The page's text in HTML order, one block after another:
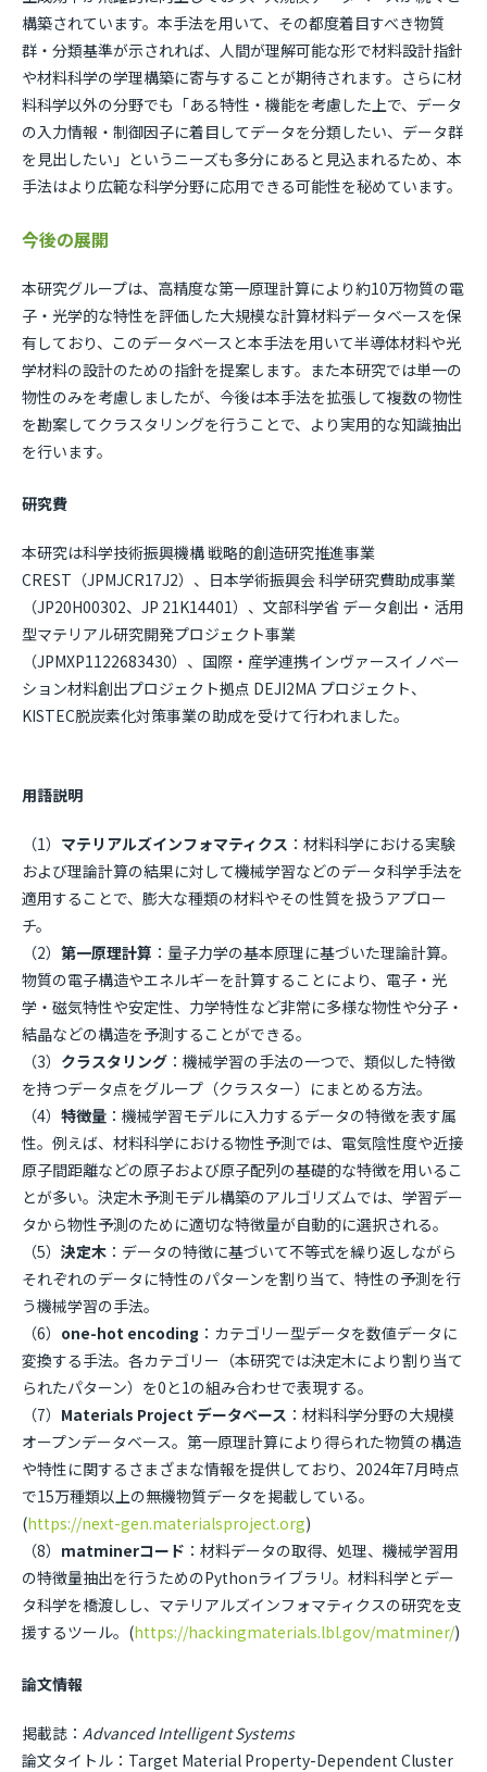
構築されています。本手法を用いて、その都度着目すべき物質
群・分類基準が示されれば、人間が理解可能な形で材料設計指針
や材料科学の学理構築に寄与することが期待されます。さらに材
料科学以外の分野でも「ある特性・機能を考慮した上で、データ
の入力情報・制御因子に着目してデータを分類したい、データ群
を見出したい」というニーズも多分にあると見込まれるため、本
手法はより広範な科学分野に応用できる可能性を秘めています。
今後の展開
本研究グループは、高精度な第一原理計算により約10万物質の電
子・光学的な特性を評価した大規模な計算材料データベースを保
有しており、このデータベースと本手法を用いて半導体材料や光
学材料の設計のための指針を提案します。また本研究では単一の
物性のみを考慮しましたが、今後は本手法を拡張して複数の物性
を勘案してクラスタリングを行うことで、より実用的な知識抽出
を行います。
研究費
本研究は科学技術振興機構 戦略的創造研究推進事業
CREST（JPMJCR17J2）、日本学術振興会 科学研究費助成事業
（JP20H00302、JP 21K14401）、文部科学省 データ創出・活用
型マテリアル研究開発プロジェクト事業
（JPMXP1122683430）、国際・産学連携インヴァースイノベー
ション材料創出プロジェクト拠点 DEJI2MA プロジェクト、
KISTEC脱炭素化対策事業の助成を受けて行われました。
用語説明
（1） マテリアルズインフォマティクス ：材料科学における実験
および理論計算の結果に対して機械学習などのデータ科学手法を
適用することで、膨大な種類の材料やその性質を扱うアプロー
チ。
（2） 第一原理計算 ：量子力学の基本原理に基づいた理論計算。
物質の電子構造やエネルギーを計算することにより、電子・光
学・磁気特性や安定性、力学特性など非常に多様な物性や分子・
結晶などの構造を予測することができる。
（3） クラスタリング ：機械学習の手法の一つで、類似した特徴
を持つデータ点をグループ（クラスター）にまとめる方法。
（4） 特徴量 ：機械学習モデルに入力するデータの特徴を表す属
性。例えば、材料科学における物性予測では、電気陰性度や近接
原子間距離などの原子および原子配列の基礎的な特徴を用いるこ
とが多い。決定木予測モデル構築のアルゴリズムでは、学習デー
タから物性予測のために適切な特徴量が自動的に選択される。
（5） 決定木 ：データの特徴に基づいて不等式を繰り返しながら
それぞれのデータに特性のパターンを割り当て、特性の予測を行
う機械学習の手法。
（6） one-hot encoding ：カテゴリー型データを数値データに
変換する手法。各カテゴリー（本研究では決定木により割り当て
られたパターン）を0と1の組み合わせで表現する。
（7） Materials Project データベース ：材料科学分野の大規模
オープンデータベース。第一原理計算により得られた物質の構造
や特性に関するさまざまな情報を提供しており、2024年7月時点
で15万種類以上の無機物質データを掲載している。
(https://next-gen.materialsproject.org)
（8） matminerコード ：材料データの取得、処理、機械学習用
の特徴量抽出を行うためのPythonライブラリ。材料科学とデー
タ科学を橋渡しし、マテリアルズインフォマティクスの研究を支
援するツール。(https://hackingmaterials.lbl.gov/matminer/)
論文情報
掲載誌： Advanced Intelligent Systems
論文タイトル：Target Material Property-Dependent Cluster